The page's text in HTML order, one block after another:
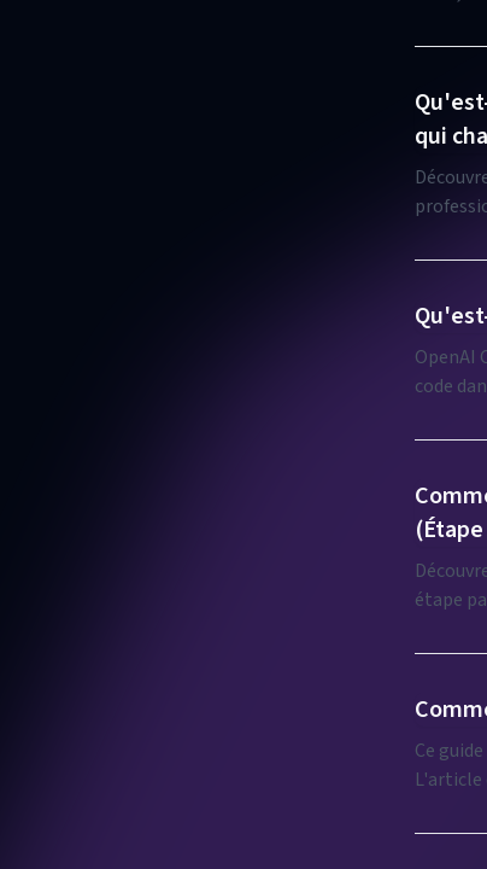
qui
OpenAI
code dans de
étape par étape. Découvrez les principes
Ce